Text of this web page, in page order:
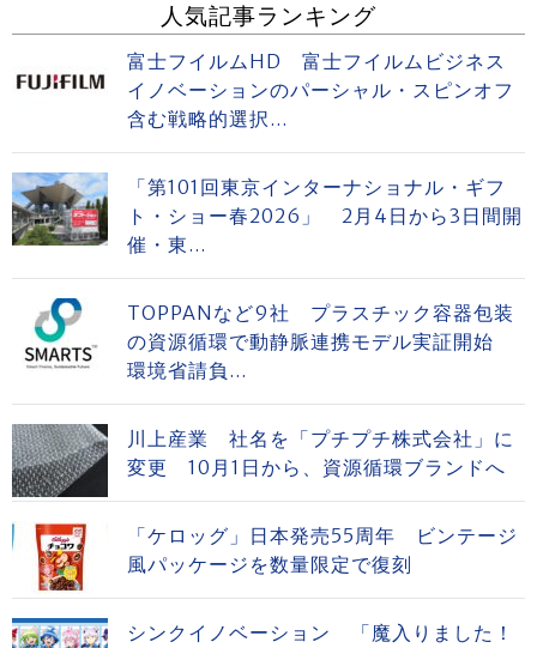
人気記事ランキング
富士フイルムHD 富士フイルムビジネス
イノベーションのパーシャル・スピンオフ
含む戦略的選択...
「第101回東京インターナショナル・ギフ
ト・ショー春2026」 2月4日から3日間開
催・東...
TOPPANなど9社 プラスチック容器包装
の資源循環で動静脈連携モデル実証開始
環境省請負...
川上産業 社名を「プチプチ株式会社」に
変更 10月1日から、資源循環ブランドへ
「ケロッグ」日本発売55周年 ビンテージ
風パッケージを数量限定で復刻
シンクイノベーション 「魔入りました！